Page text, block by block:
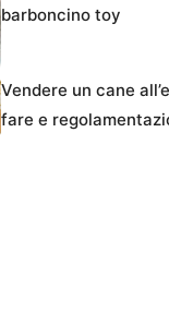
barboncino toy
Vendere un cane
fare e